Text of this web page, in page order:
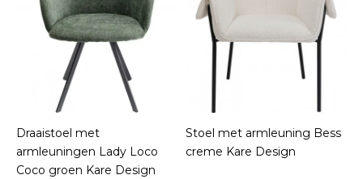
Draaistoel met
armleuningen Lady Loco
Coco groen Kare Design
Stoel met armleuning Bess
creme Kare Design